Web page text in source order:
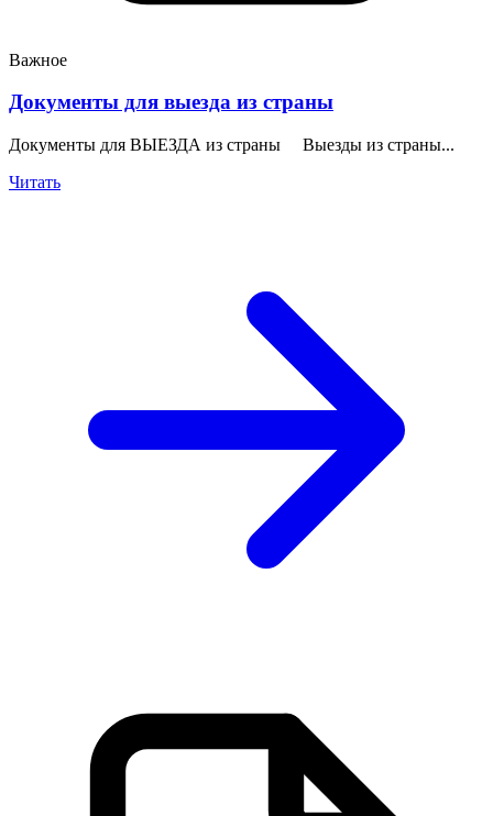
Важное
Документы для выезда из страны
Документы для ВЫЕЗДА из страны Выезды из страны...
Читать